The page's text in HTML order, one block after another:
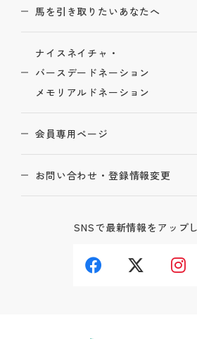
馬を引き取りたいあなたへ
ナイスネイチャ・
バースデードネーション
メモリアルドネーション
会員専用ページ
お問い合わせ・登録情報変更
SNSで最新情報をアップ